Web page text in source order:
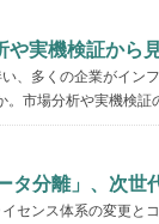
実機検証から
、多くの企業がイン
市場分析や実機検証
タ分離」、次世
センス体系の変更と